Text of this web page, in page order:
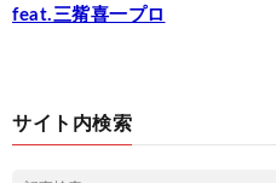
feat.三觜喜一プロ
サイト内検索